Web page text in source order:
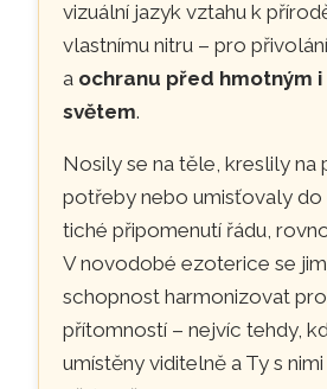
vizuální jazyk vztahu k
vlastnímu nitru – pro
a ochranu před hmotným
světem.
Nosily se na těle, kreslily na
potřeby nebo umisťovaly
tiché připomenutí řádu,
V novodobé ezoterice se
schopnost harmonizovat
přítomností – nejvíc tehdy,
umístěny viditelně a Ty s